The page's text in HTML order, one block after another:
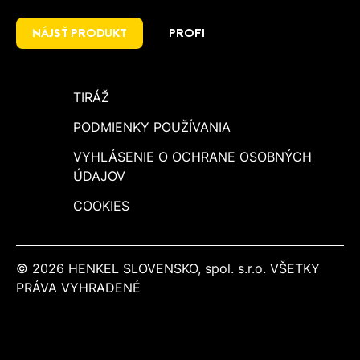
NÁJSŤ PRODUKT PROFI
TIRÁŽ
PODMIENKY POUŽÍVANIA
VYHLÁSENIE O OCHRANE OSOBNÝCH
ÚDAJOV
COOKIES
© 2026 HENKEL SLOVENSKO, spol. s.r.o. VŠETKY
PRÁVA VYHRADENÉ